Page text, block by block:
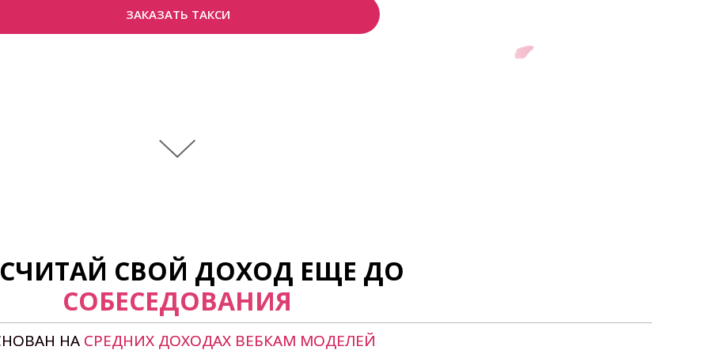
ЗАКАЗАТЬ ТАКСИ
НА СРЕДНИХ ДОХОДАХ ВЕБКАМ МОДЕЛЕЙ
СВОЙ ДОХОД ЕЩЕ ДО
СОБЕСЕДОВАНИЯ